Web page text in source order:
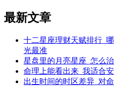
最新文章
十二星座理财天赋排行_
光最准
星盘里的月亮星座_怎么
命理上能看出来_我适合
出生时间的时区差异_对